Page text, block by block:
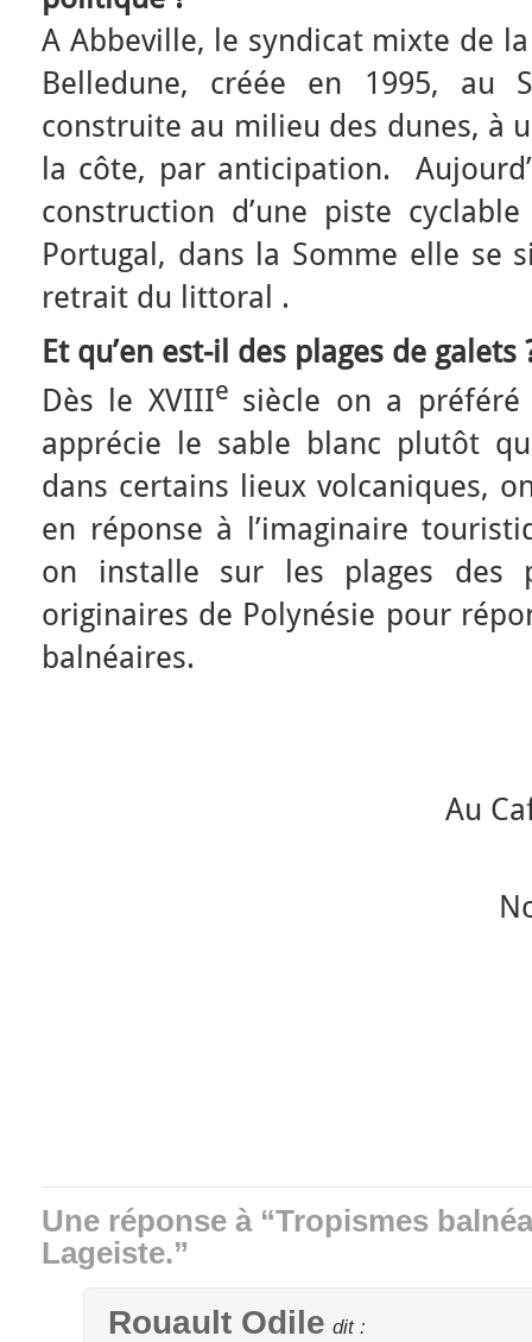
A Abbeville, le syndicat mixte de
Belledune, créée en 1995, au
construite au milieu des dunes, à
la côte, par anticipation.
construction d’une piste
Portugal, dans la Somme elle se
retrait du littoral .
Et qu’en est-il des plages de galets
Dès le XVIIIe siècle on a
apprécie le sable blanc plutôt
dans certains lieux volcaniques,
en réponse à l’imaginaire
on installe sur les plages des
originaires de Polynésie pour
balnéaires.
Au
Une réponse à “Tropismes
Lageiste.”
Rouault Odile dit :